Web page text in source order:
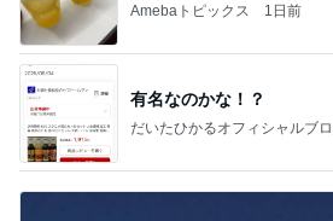
Amebaトピックス 1日前
有名なのかな！？
だいたひかるオフィシャルブ